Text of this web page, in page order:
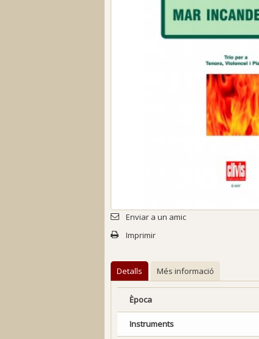
Enviar a un amic
Imprimir
Detalls Més informació
Època
Instruments